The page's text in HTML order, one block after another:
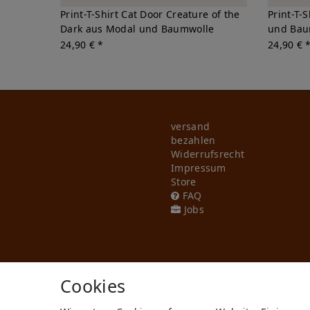
Print-T-Shirt Cat Door Creature of the
Dark aus Modal und Baumwolle
24,90 € *
Print-T-
und
24,90 € *
versand
bezahlen
Widerrufs­recht
Impressum
Store
FAQ
Jobs
Cookies